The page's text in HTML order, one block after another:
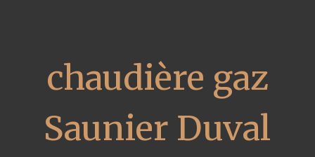
chaudière gaz
Saunier Duval